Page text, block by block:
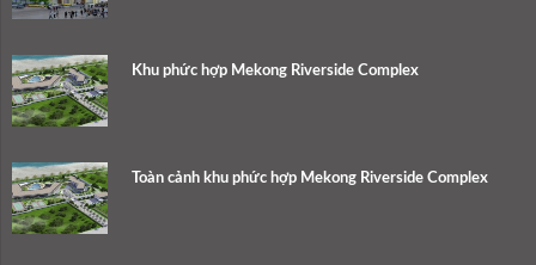
Khu phức hợp Mekong Riverside Complex
Toàn cảnh khu phức hợp Mekong Riverside Complex